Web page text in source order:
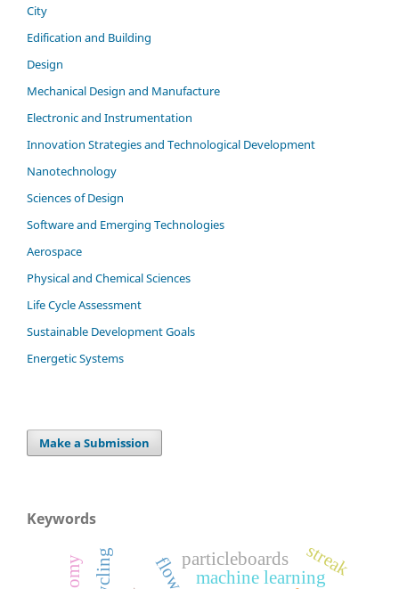
City
Edification and Building
Design
Mechanical Design and Manufacture
Electronic and Instrumentation
Innovation Strategies and Technological Development
Nanotechnology
Sciences of Design
Software and Emerging Technologies
Aerospace
Physical and Chemical Sciences
Life Cycle Assessment
Sustainable Development Goals
Energetic Systems
Make a Submission
Keywords
machine learning
particleboards streak